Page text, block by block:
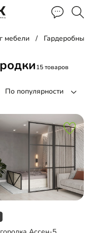
мебели Гардеробные
15 товаров
По популярности